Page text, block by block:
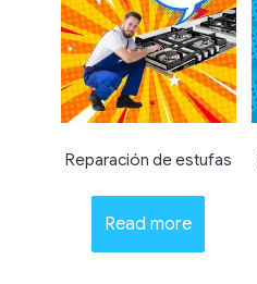
Reparación de estufas
Read more